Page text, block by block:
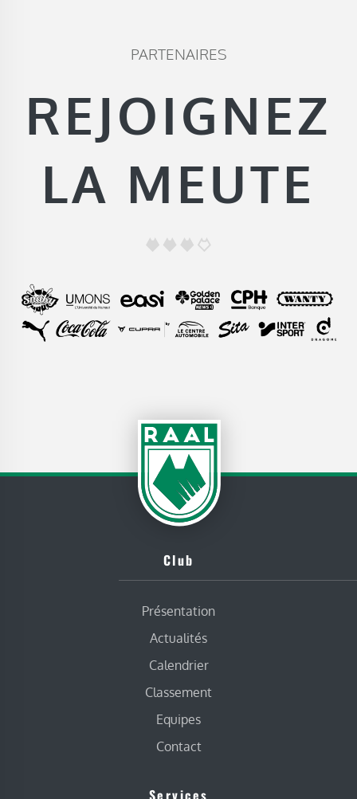
PARTENAIRES
REJOIGNEZ
LA MEUTE
Club
Présentation
Actualités
Calendrier
Classement
Equipes
Contact
Services